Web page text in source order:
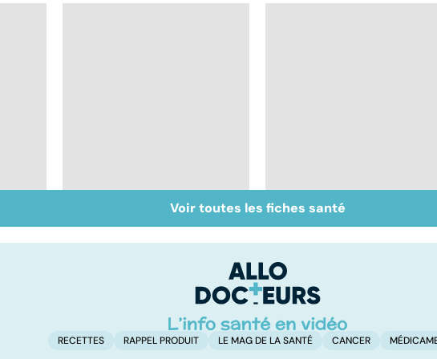
Tout savoir sur les
infections
Inflammation des
amygdales : que faire
Voir toutes les fiches santé
RECETTES RAPPEL PRODUIT LE MAG DE LA SANTÉ CANCER